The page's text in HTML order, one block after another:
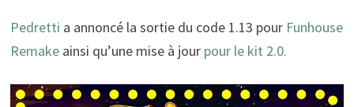
Pedretti a annoncé la sortie du code 1.13 pour Funhouse
Remakeainsi qu’une mise à jour pour le kit 2.0.